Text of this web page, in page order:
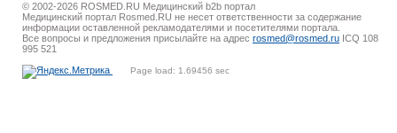
© 2002-2026 ROSMED.RU Медицинский b2b портал
Медицинский портал Rosmed.RU не несет ответственности за содержание
информации оставленной рекламодателями и посетителями портала.
Все вопросы и предложения присылайте на адрес rosmed@rosmed.ru ICQ 108
995 521
Page load: 1.69456 sec